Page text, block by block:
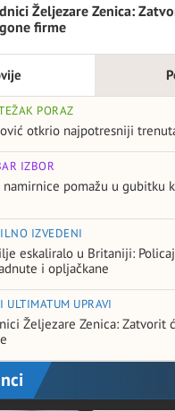
Željezare Zenica:
firme
PORAZ
otkrio najpotresniji
IZBOR
namirnice pomažu u gubitku
IZVEDENI
eskaliralo u Britaniji:
i opljačkane
ULTIMATUM UPRAVI
Željezare Zenica: Zatvorit